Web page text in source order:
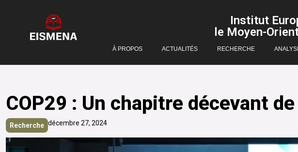
Institut
le Moyen-
À PROPOS ACTUALITÉS RECHERCHE
COP29 : Un chapitre décevant
Recherche décembre 27, 2024